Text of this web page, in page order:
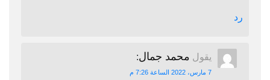
رد
يقول محمد جمال:
7 مارس، 2022 الساعة 7:26 م